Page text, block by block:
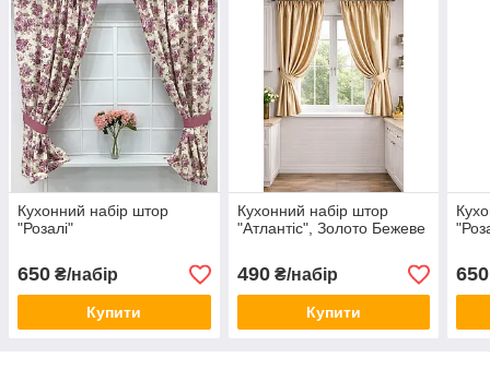
Кухонний набір штор
"Розалі"
650 ₴/набір
Купити
Кухонний набір штор
"Атлантіс", Золото Бежеве
490₴/набір
Купити
650